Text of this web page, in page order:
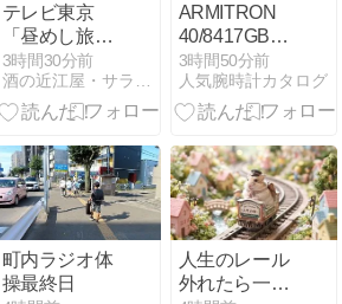
テレビ東京
「昼めし旅」
で野田市
が・・・醤油
アイスと醤油
も！！
3時間30分前
酒の近江屋・サラダ館・ハートランド通販のとほほ日記！
ARMITRON
40/8417GBK
海外限定メン
ズ腕時計の魅
力
3時間50分前
人気腕時計カタログ
町内ラジオ体
操最終日
人生のレール
外れたら一瞬